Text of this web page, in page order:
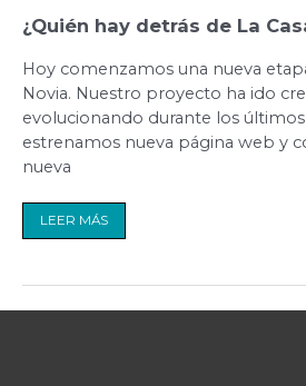
¿Quién hay detrás de La
Hoy comenzamos una nueva
Novia. Nuestro proyecto ha ido
evolucionando durante los
estrenamos nueva página web y
nueva
LEER MÁS